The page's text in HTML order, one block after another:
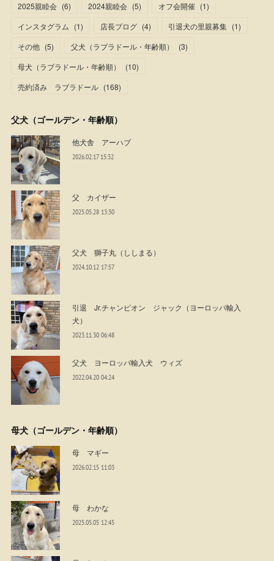
2025親睦会 (6) 2024親睦会 (5) オフ会開催 (1)
インスタグラム (1) 店長ブログ (4) 引退犬の里親募集 (1)
その他 (5) 父犬（ラブラドール・年齢順） (3)
母犬（ラブラドール・年齢順）
(10)
売約済み ラブラドール (168)
父犬（ゴールデン・年齢順）
他犬舎 アーハブ
2026.02.17 15:32
父 カイザー
2025.05.28 13:30
父犬 獅子丸（ししまる）
2024.10.12 17:57
引退 Jr.チャンピオン ジャック（ヨーロッパ輸入
犬）
2023.11.30 06:48
父犬 ヨーロッパ輸入犬 ウィズ
2022.04.20 04:24
母犬（ゴールデン・年齢順）
母 マギー
2026.02.15 11:03
母 わかな
2025.05.05 12:45